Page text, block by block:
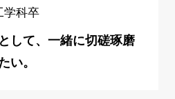
学科卒
して、一緒に切磋琢磨
い。